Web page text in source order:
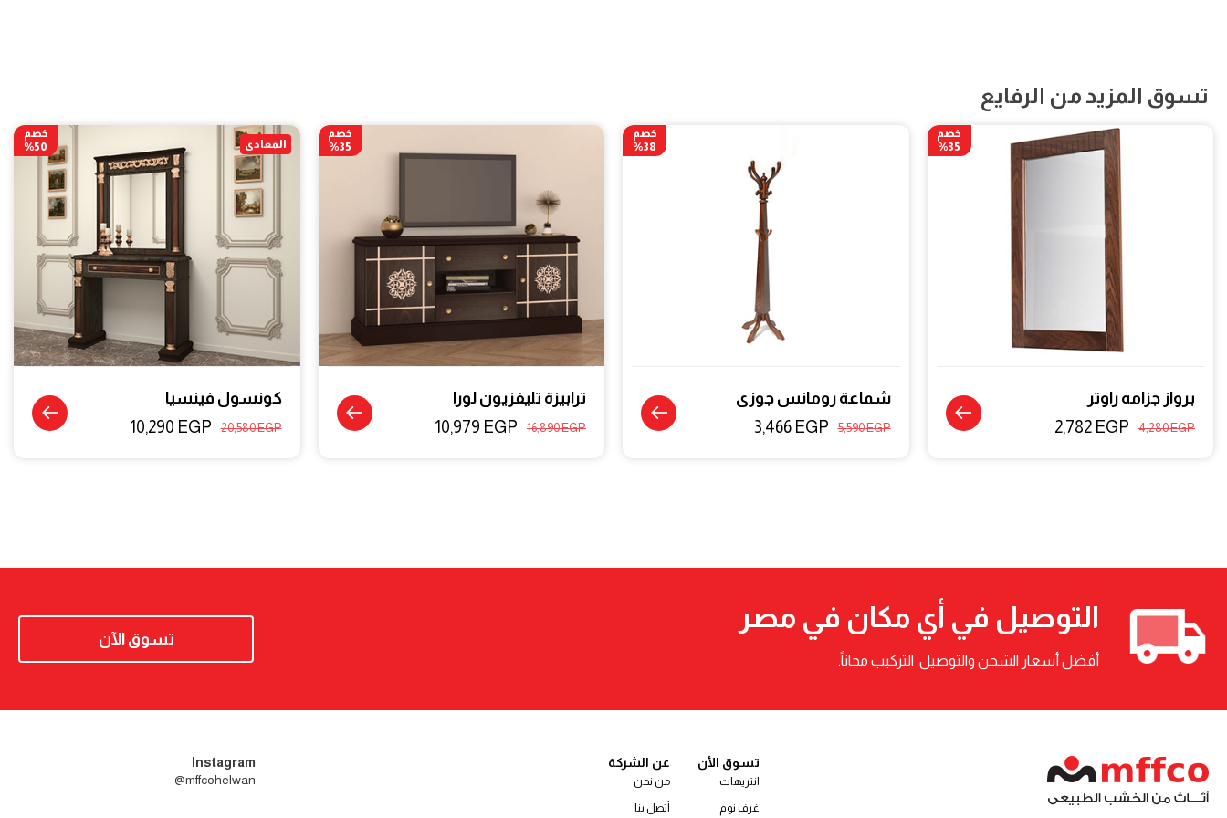
تسوق المزيد من الرفايع
برواز جزامه راوتر
4,280EGP
2,782 EGP
خصم
35%
شماعة رومانس جوزى
5,590EGP
3,466 EGP
خصم
38%
ترابيزة تليفزيون لورا
16,890EGP
10,979 EGP
خصم
35%
كونسول فينسيا
20,580EGP
10,290 EGP
خصم
50%
المعادى
التوصيل في أي مكان في مصر
أفضل أسعار الشحن والتوصيل. التركيب مجاناً.
تسوق الآن
تسوق الأن
انتريهات
غرف نوم
عن الشركة
من نحن
أتصل بنا
Instagram
mffcohelwan@